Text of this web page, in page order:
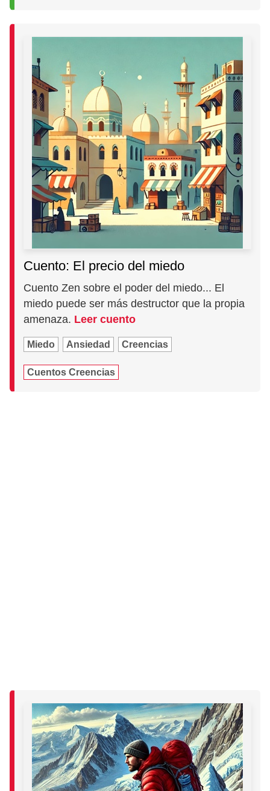
Cuento: El precio del miedo
Cuento Zen sobre el poder del miedo... El
miedo puede ser más destructor que la propia
amenaza. Leer cuento
Miedo Ansiedad Creencias
Cuentos Creencias